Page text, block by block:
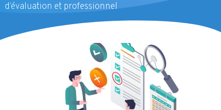
d’évaluation et professionnel